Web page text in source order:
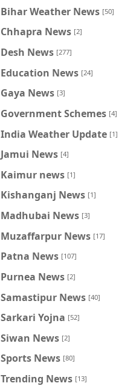
Bihar Weather News [50]
Chhapra News [2]
Desh News [277]
Education News [24]
Gaya News [3]
Government Schemes [4]
India Weather Update [1]
Jamui News [4]
Kaimur news [1]
Kishanganj News [1]
Madhubai News [3]
Muzaffarpur News [17]
Patna News [107]
Purnea News [2]
Samastipur News [40]
Sarkari Yojna [52]
Siwan News [2]
Sports News [80]
Trending News [13]